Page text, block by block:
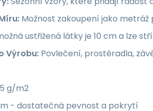
Možnost zakoupení jako
ustřižená látky je 10 cm a lze
Výrobu: Povlečení, prostěradla,
g/m2
- dostatečná pevnost a pokrytí